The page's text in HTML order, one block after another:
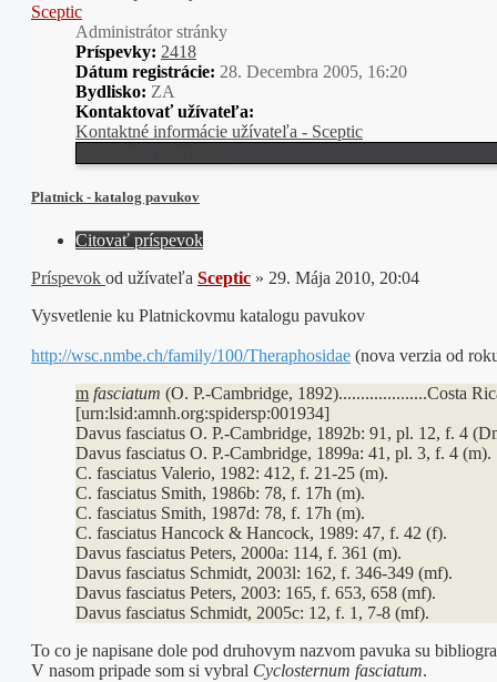
Sceptic
Administrátor stránky
Príspevky: 2418
Dátum registrácie: 28. Decembra 2005, 16:20
Bydlisko: ZA
Kontaktovať užívateľa:
Kontaktné informácie užívateľa - Sceptic
Platnick - katalog pavukov
Citovať príspevok
Príspevok od užívateľa Sceptic » 29. Mája 2010, 20:04
Vysvetlenie ku Platnickovmu katalogu pavukov
http://wsc.nmbe.ch/family/100/Theraphosidae (nova verzia od
m fasciatum (O. P.-Cambridge, 1892)....................Costa
[urn:lsid:amnh.org:spidersp:001934]
Davus fasciatus O. P.-Cambridge, 1892b: 91, pl. 12, f. 4
Davus fasciatus O. P.-Cambridge, 1899a: 41, pl. 3, f. 4 (m).
C. fasciatus Valerio, 1982: 412, f. 21-25 (m).
C. fasciatus Smith, 1986b: 78, f. 17h (m).
C. fasciatus Smith, 1987d: 78, f. 17h (m).
C. fasciatus Hancock & Hancock, 1989: 47, f. 42 (f).
Davus fasciatus Peters, 2000a: 114, f. 361 (m).
Davus fasciatus Schmidt, 2003l: 162, f. 346-349 (mf).
Davus fasciatus Peters, 2003: 165, f. 653, 658 (mf).
Davus fasciatus Schmidt, 2005c: 12, f. 1, 7-8 (mf).
To co je napisane dole pod druhovym nazvom pavuka su
V nasom pripade som si vybral Cyclosternum fasciatum.